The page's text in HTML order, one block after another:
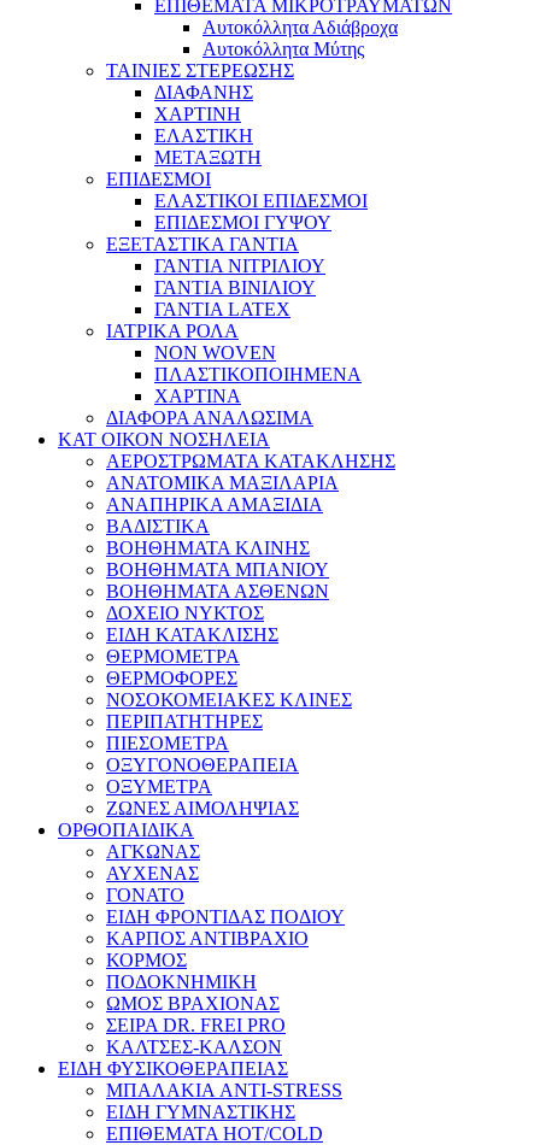
ΕΠΙΘΕΜΑΤΑ ΜΙΚΡΟΤΡΑΥΜΑΤΩΝ
Αυτοκόλλητα Αδιάβροχα
Αυτοκόλλητα Μύτης
ΤΑΙΝΙΕΣ ΣΤΕΡΕΩΣΗΣ
ΔΙΑΦΑΝΗΣ
ΧΑΡΤΙΝΗ
ΕΛΑΣΤΙΚΗ
ΜΕΤΑΞΩΤΗ
ΕΠΙΔΕΣΜΟΙ
ΕΛΑΣΤΙΚΟΙ ΕΠΙΔΕΣΜΟΙ
ΕΠΙΔΕΣΜΟΙ ΓΥΨΟΥ
ΕΞΕΤΑΣΤΙΚΑ ΓΑΝΤΙΑ
ΓΑΝΤΙΑ ΝΙΤΡΙΛΙΟΥ
ΓΑΝΤΙΑ ΒΙΝΙΛΙΟΥ
ΓΑΝΤΙΑ LATEX
ΙΑΤΡΙΚΑ ΡΟΛΑ
NON WOVEN
ΠΛΑΣΤΙΚΟΠΟΙΗΜΕΝΑ
ΧΑΡΤΙΝΑ
ΔΙΑΦΟΡΑ ΑΝΑΛΩΣΙΜΑ
ΚΑΤ ΟΙΚΟΝ ΝΟΣΗΛΕΙΑ
ΑΕΡΟΣΤΡΩΜΑΤΑ ΚΑΤΑΚΛΗΣΗΣ
ΑΝΑΤΟΜΙΚΑ ΜΑΞΙΛΑΡΙΑ
ΑΝΑΠΗΡΙΚΑ ΑΜΑΞΙΔΙΑ
ΒΑΔΙΣΤΙΚΑ
ΒΟΗΘΗΜΑΤΑ ΚΛΙΝΗΣ
ΒΟΗΘΗΜΑΤΑ ΜΠΑΝΙΟΥ
ΒΟΗΘΗΜΑΤΑ ΑΣΘΕΝΩΝ
ΔΟΧΕΙΟ ΝΥΚΤΟΣ
ΕΙΔΗ ΚΑΤΑΚΛΙΣΗΣ
ΘΕΡΜΟΜΕΤΡΑ
ΘΕΡΜΟΦΟΡΕΣ
ΝΟΣΟΚΟΜΕΙΑΚΕΣ ΚΛΙΝΕΣ
ΠΕΡΙΠΑΤΗΤΗΡΕΣ
ΠΙΕΣΟΜΕΤΡΑ
ΟΞΥΓΟΝΟΘΕΡΑΠΕΙΑ
ΟΞΥΜΕΤΡΑ
ΖΩΝΕΣ ΑΙΜΟΛΗΨΙΑΣ
ΟΡΘΟΠΑΙΔΙΚΑ
ΑΓΚΩΝΑΣ
ΑΥΧΕΝΑΣ
ΓΟΝΑΤΟ
ΕΙΔΗ ΦΡΟΝΤΙΔΑΣ ΠΟΔΙΟΥ
ΚΑΡΠΟΣ ΑΝΤΙΒΡΑΧΙΟ
ΚΟΡΜΟΣ
ΠΟΔΟΚΝΗΜΙΚΗ
ΩΜΟΣ ΒΡΑΧΙΟΝΑΣ
ΣΕΙΡΑ DR. FREI PRO
ΚΑΛΤΣΕΣ-ΚΑΛΣΟΝ
ΕΙΔΗ ΦΥΣΙΚΟΘΕΡΑΠΕΙΑΣ
ΜΠΑΛΑΚΙΑ ANTI-STRESS
ΕΙΔΗ ΓΥΜΝΑΣΤΙΚΗΣ
ΕΠΙΘΕΜΑΤΑ HOT/COLD